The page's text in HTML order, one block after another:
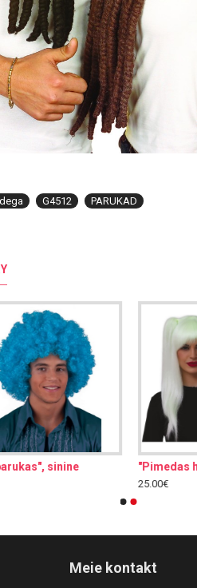
G4512 PARUKAD
"Sinine parukas", kõrge
Meie kontakt